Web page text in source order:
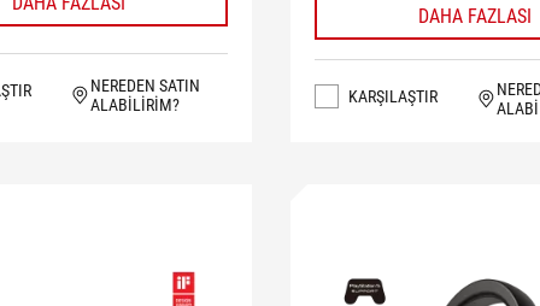
NEREDEN SATIN
ALABILIRIM?
DAHA FAZLASI
KARŞILAŞTIR